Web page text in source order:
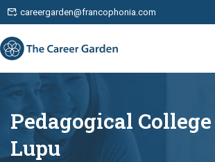
careergarden@francophonia.com
Pedagogical
Lupu